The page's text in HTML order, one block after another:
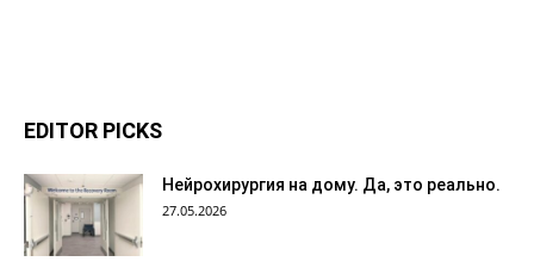
EDITOR PICKS
Нейрохирургия на дому. Да, это реально.
27.05.2026